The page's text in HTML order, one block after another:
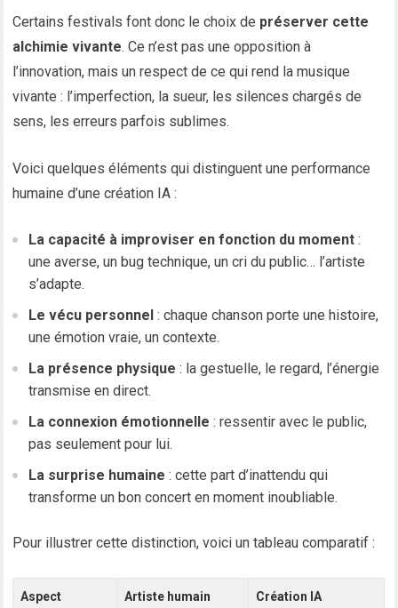
Certains festivals font donc le choix de préserver cette
alchimie vivante. Ce n’est pas une opposition à
l’innovation, mais un respect de ce qui rend la musique
vivante : l’imperfection, la sueur, les silences chargés de
sens, les erreurs parfois sublimes.
Voici quelques éléments qui distinguent une performance
humaine d’une création IA :
La capacité à improviser en fonction du moment :
une averse, un bug technique, un cri du public… l’artiste
s’adapte.
Le vécu personnel : chaque chanson porte une histoire,
une émotion vraie, un contexte.
La présence physique : la gestuelle, le regard, l’énergie
transmise en direct.
La connexion émotionnelle : ressentir avec le public,
pas seulement pour lui.
La surprise humaine : cette part d’inattendu qui
transforme un bon concert en moment inoubliable.
Pour illustrer cette distinction, voici un tableau comparatif :
Aspect Artiste humain Création IA